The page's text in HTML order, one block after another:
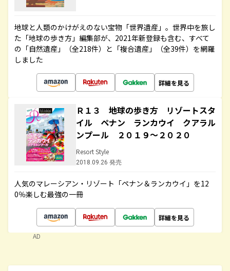
地球と人類のかけがえのない宝物「世界遺産」。世界中を旅し
た「地球の歩き方」編集部が、2021年新登録も含む、すべて
の「自然遺産」（全218件）と「複合遺産」（全39件）を網羅
しました
詳細を見る
Ｒ１３ 地球の歩き方 リゾートスタ
イル ペナン ランカウイ クアラル
ンプール ２０１９～２０２０
Resort Style
2018.09.26 発売
人気のマレーシアン・リゾート「ペナン＆ランカウイ」を12
0％楽しむ最強の一冊
詳細を見る
AD